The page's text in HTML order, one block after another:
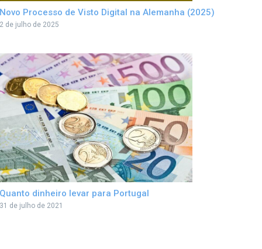
Novo Processo de Visto Digital na Alemanha (2025)
2 de julho de 2025
Quanto dinheiro levar para Portugal
31 de julho de 2021